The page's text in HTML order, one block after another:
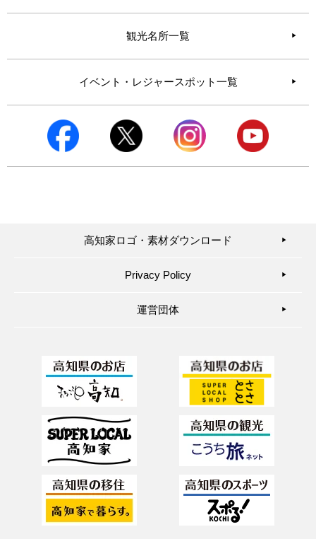
観光名所一覧
イベント・レジャースポット一覧
高知家ロゴ・素材ダウンロード ▶︎
Privacy Policy ▶︎
運営団体 ▶︎